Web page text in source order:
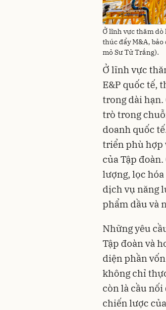
Ở lĩnh vực thăm
thúc đẩy M&A,
mỏ Sư Tử Trắng).
Ở lĩnh vực
E&P quốc tế,
trong dài
trò trong
doanh quốc
triển phù hợp
của Tập
lượng, lọc
dịch vụ năng
phẩm dầu và
Những yêu
Tập đoàn và
diện phần
không chỉ
còn là cầu
chiến lược